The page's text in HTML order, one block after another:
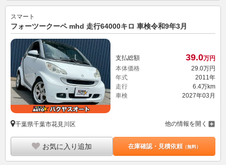
スマート
フォーツークーペ mhd 走行64000キロ 車検令和9年3月
支払総額 39.0万円
本体価格
29. 0万円
年式
2011年
走行
6.4万km
車検
2027年03月
千葉県千葉市花見川区 他の情報を開く
お気に入り追加 在庫確認・見積依頼（無料）